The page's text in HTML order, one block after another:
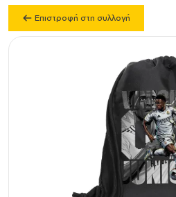
Επιστροφή στη συλλογή